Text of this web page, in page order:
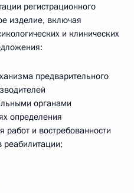
регистрационного
изделие, включая
и клинических
предварительного
органами
определения
работ и востребованности
реабилитации;